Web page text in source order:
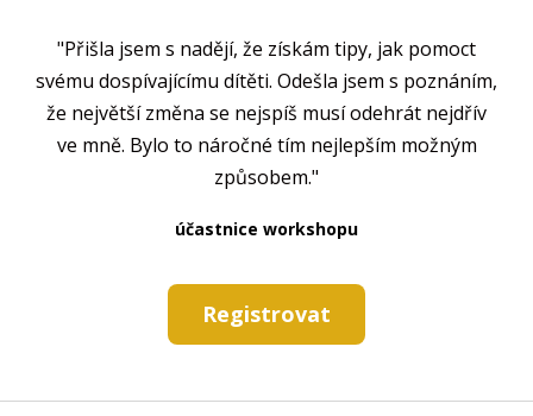
"Přišla jsem s nadějí, že získám tipy, jak pomoct
svému dospívajícímu dítěti. Odešla jsem s poznáním,
že největší změna se nejspíš musí odehrát nejdřív
ve mně. Bylo to náročné tím nejlepším možným
způsobem."
účastnice workshopu
Registrovat